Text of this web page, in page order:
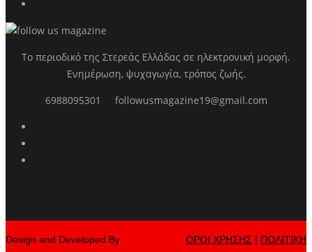
Το περιοδικό της Στερεάς Ελλάδας σε ηλεκτρονική μορφή.
Ενημέρωση, ψυχαγωγία, τρόπος ζωής.
6988095301 followusmagazine19@gmail.com
Design and Developed By
ΟΡΟΙ ΧΡΗΣΗΣ | ΠΟΛΙΤΙΚΗ